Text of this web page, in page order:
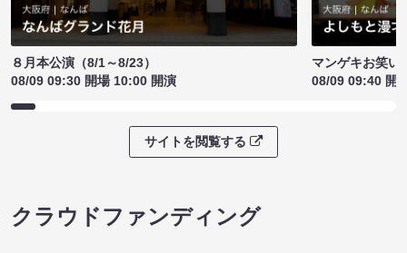
８月本公演（8/1～8/23）
08/09 09:30 開場 10:00 開演
マンゲキお笑い
08/09 09:40 開
サイトを閲覧する
クラウドファンディング